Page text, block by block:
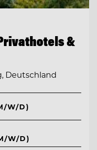
&
Deutschland
W/D)
W/D)